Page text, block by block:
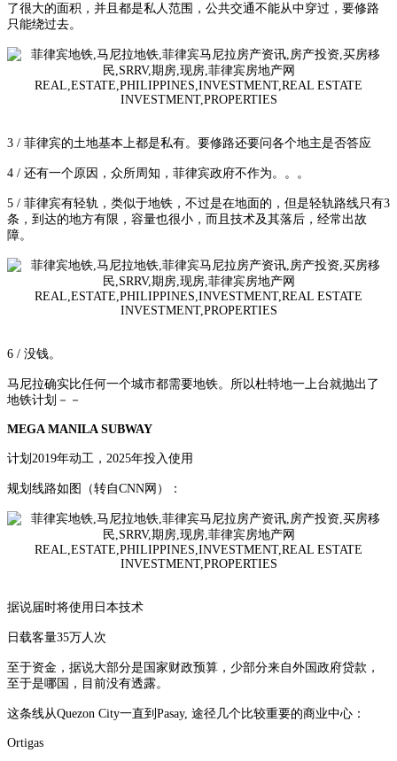
了很大的面积，并且都是私人范围，公共交通不能从中穿过，要修路
只能绕过去。
3 / 菲律宾的土地基本上都是私有。要修路还要问各个地主是否答应
4 / 还有一个原因，众所周知，菲律宾政府不作为。。。
5 / 菲律宾有轻轨，类似于地铁，不过是在地面的，但是轻轨路线只有3
条，到达的地方有限，容量也很小，而且技术及其落后，经常出故
障。
6 / 没钱。
马尼拉确实比任何一个城市都需要地铁。所以杜特地一上台就抛出了
地铁计划－－
MEGA MANILA SUBWAY
计划2019年动工，2025年投入使用
规划线路如图（转自CNN网）：
据说届时将使用日本技术
日载客量35万人次
至于资金，据说大部分是国家财政预算，少部分来自外国政府贷款，
至于是哪国，目前没有透露。
这条线从Quezon City一直到Pasay, 途径几个比较重要的商业中心：
Ortigas